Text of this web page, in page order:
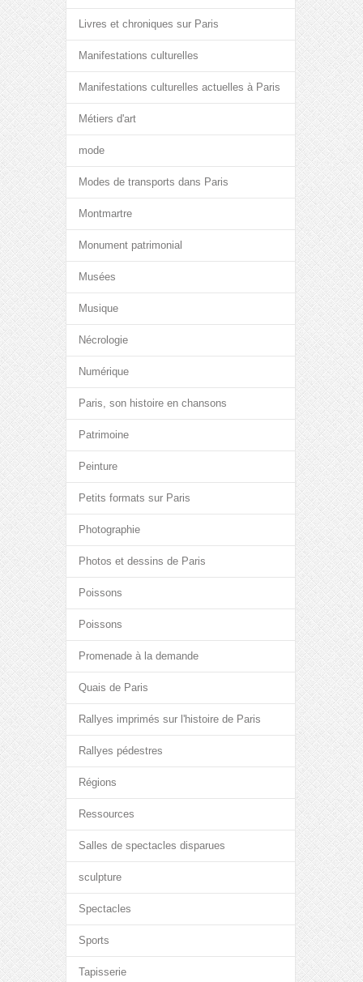
Livres et chroniques sur Paris
Manifestations culturelles
Manifestations culturelles actuelles à Paris
Métiers d'art
mode
Modes de transports dans Paris
Montmartre
Monument patrimonial
Musées
Musique
Nécrologie
Numérique
Paris, son histoire en chansons
Patrimoine
Peinture
Petits formats sur Paris
Photographie
Photos et dessins de Paris
Poissons
Poissons
Promenade à la demande
Quais de Paris
Rallyes imprimés sur l'histoire de Paris
Rallyes pédestres
Régions
Ressources
Salles de spectacles disparues
sculpture
Spectacles
Sports
Tapisserie